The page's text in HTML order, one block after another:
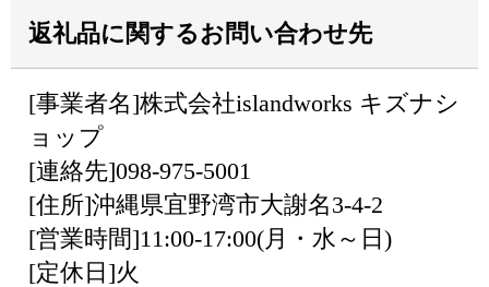
返礼品に関するお問い合わせ先
[事業者名]株式会社islandworks キズナシ
ョップ
[連絡先]098-975-5001
[住所]沖縄県宜野湾市大謝名3-4-2
[営業時間]11:00-17:00(月・水～日)
[定休日]火